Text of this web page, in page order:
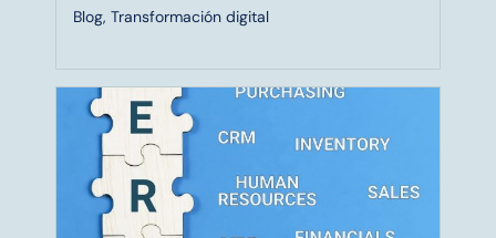
Blog, Transformación digital